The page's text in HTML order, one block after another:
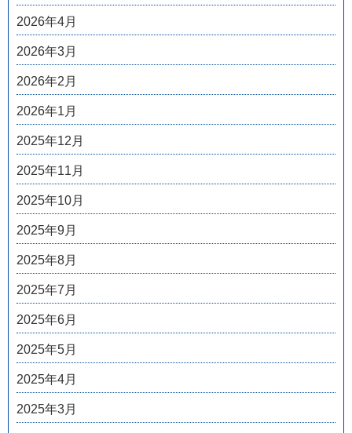
2026年4月
2026年3月
2026年2月
2026年1月
2025年12月
2025年11月
2025年10月
2025年9月
2025年8月
2025年7月
2025年6月
2025年5月
2025年4月
2025年3月